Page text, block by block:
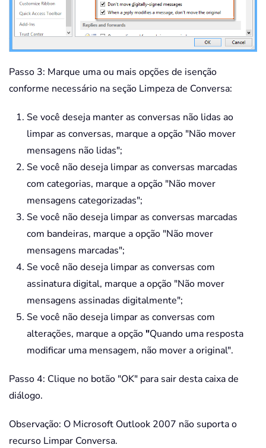
Passo 3: Marque uma ou mais opções de isenção
conforme necessário na seção Limpeza de Conversa:
Se você deseja manter as conversas não lidas ao
limpar as conversas, marque a opção "Não mover
mensagens não lidas";
Se você não deseja limpar as conversas marcadas
com categorias, marque a opção "Não mover
mensagens categorizadas";
Se você não deseja limpar as conversas marcadas
com bandeiras, marque a opção "Não mover
mensagens marcadas";
Se você não deseja limpar as conversas com
assinatura digital, marque a opção "Não mover
mensagens assinadas digitalmente";
Se você não deseja limpar as conversas com
alterações, marque a opção"Quando uma resposta
modificar uma mensagem, não mover a original".
Passo 4: Clique no botão "OK" para sair desta caixa de
diálogo.
Observação: O Microsoft Outlook 2007 não suporta o
recurso Limpar Conversa.